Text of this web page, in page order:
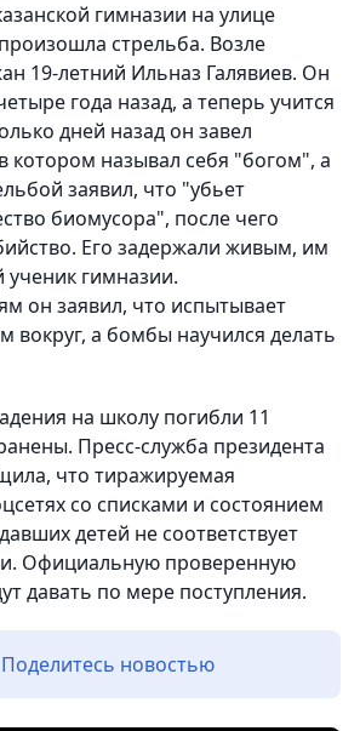
гимназии на улице
стрельба. Возле
19-летний Ильназ Галявиев. Он
года назад, а теперь учится
дней назад он завел
котором называл себя "богом", а
заявил, что "убьет
биомусора", после чего
Его задержали живым, им
гимназии.
он заявил, что испытывает
вокруг, а бомбы научился делать
на школу погибли 11
Пресс-служба президента
что тиражируемая
со списками и состоянием
детей не соответствует
Официальную проверенную
давать по мере поступления.
Поделитесь новостью